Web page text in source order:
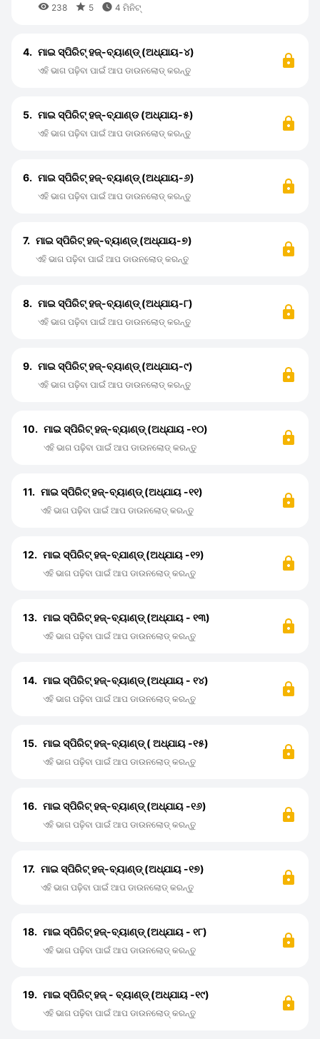
 238  5  4 ମିନିଟ୍
4. ମାଇ ସ୍ପିରିଟ୍ ହଜ୍-ବ୍ୟାଣ୍ଡ୍ (ଅଧ୍ଯାୟ-୪)
ଏହି ଭାଗ ପଢ଼ିବା ପାଇଁ ଆପ ଡାଉନଲୋଡ୍ କରନ୍ତୁ
5. ମାଇ ସ୍ପିରିଟ୍ ହଜ୍-ବ୍ଯାଣ୍ଡ (ଅଧ୍ଯାୟ-୫)
ଏହି ଭାଗ ପଢ଼ିବା ପାଇଁ ଆପ ଡାଉନଲୋଡ୍ କରନ୍ତୁ
6. ମାଇ ସ୍ପିରିଟ୍ ହଜ୍-ବ୍ୟାଣ୍ଡ୍ (ଅଧ୍ଯାୟ-୬)
ଏହି ଭାଗ ପଢ଼ିବା ପାଇଁ ଆପ ଡାଉନଲୋଡ୍ କରନ୍ତୁ
7. ମାଇ ସ୍ପିରିଟ୍ ହଜ୍-ବ୍ୟାଣ୍ଡ୍ (ଅଧ୍ଯାୟ-୭)
ଏହି ଭାଗ ପଢ଼ିବା ପାଇଁ ଆପ ଡାଉନଲୋଡ୍ କରନ୍ତୁ
8. ମାଇ ସ୍ପିରିଟ୍ ହଜ୍-ବ୍ୟାଣ୍ଡ୍ (ଅଧ୍ଯାୟ-୮)
ଏହି ଭାଗ ପଢ଼ିବା ପାଇଁ ଆପ ଡାଉନଲୋଡ୍ କରନ୍ତୁ
9. ମାଇ ସ୍ପିରିଟ୍ ହଜ୍-ବ୍ୟାଣ୍ଡ୍ (ଅଧ୍ଯାୟ-୯)
ଏହି ଭାଗ ପଢ଼ିବା ପାଇଁ ଆପ ଡାଉନଲୋଡ୍ କରନ୍ତୁ
10. ମାଇ ସ୍ପିରିଟ୍ ହଜ୍-ବ୍ୟାଣ୍ଡ୍ (ଅଧ୍ଯାୟ -୧୦)
ଏହି ଭାଗ ପଢ଼ିବା ପାଇଁ ଆପ ଡାଉନଲୋଡ୍ କରନ୍ତୁ
11. ମାଇ ସ୍ପିରିଟ୍ ହଜ୍-ବ୍ୟାଣ୍ଡ୍ (ଅଧ୍ଯାୟ -୧୧)
ଏହି ଭାଗ ପଢ଼ିବା ପାଇଁ ଆପ ଡାଉନଲୋଡ୍ କରନ୍ତୁ
12. ମାଇ ସ୍ପିରିଟ୍ ହଜ୍-ବ୍ଯାଣ୍ଡ୍ (ଅଧ୍ଯାୟ -୧୨)
ଏହି ଭାଗ ପଢ଼ିବା ପାଇଁ ଆପ ଡାଉନଲୋଡ୍ କରନ୍ତୁ
13. ମାଇ ସ୍ପିରିଟ୍ ହଜ୍-ବ୍ୟାଣ୍ଡ୍ (ଅଧ୍ଯାୟ - ୧୩)
ଏହି ଭାଗ ପଢ଼ିବା ପାଇଁ ଆପ ଡାଉନଲୋଡ୍ କରନ୍ତୁ
14. ମାଇ ସ୍ପିରିଟ୍ ହଜ୍-ବ୍ୟାଣ୍ଡ୍ (ଅଧ୍ଯାୟ - ୧୪)
ଏହି ଭାଗ ପଢ଼ିବା ପାଇଁ ଆପ ଡାଉନଲୋଡ୍ କରନ୍ତୁ
15. ମାଇ ସ୍ପିରିଟ୍ ହଜ୍-ବ୍ୟାଣ୍ଡ୍ ( ଅଧ୍ଯାୟ -୧୫)
ଏହି ଭାଗ ପଢ଼ିବା ପାଇଁ ଆପ ଡାଉନଲୋଡ୍ କରନ୍ତୁ
16. ମାଇ ସ୍ପିରିଟ୍ ହଜ୍-ବ୍ୟାଣ୍ଡ୍ (ଅଧ୍ଯାୟ -୧୬)
ଏହି ଭାଗ ପଢ଼ିବା ପାଇଁ ଆପ ଡାଉନଲୋଡ୍ କରନ୍ତୁ
17. ମାଇ ସ୍ପିରିଟ୍ ହଜ୍-ବ୍ୟାଣ୍ଡ୍ (ଅଧ୍ଯାୟ -୧୭)
ଏହି ଭାଗ ପଢ଼ିବା ପାଇଁ ଆପ ଡାଉନଲୋଡ୍ କରନ୍ତୁ
18. ମାଇ ସ୍ପିରିଟ୍ ହଜ୍-ବ୍ୟାଣ୍ଡ୍ (ଅଧ୍ଯାୟ - ୧୮)
ଏହି ଭାଗ ପଢ଼ିବା ପାଇଁ ଆପ ଡାଉନଲୋଡ୍ କରନ୍ତୁ
19. ମାଇ ସ୍ପିରିଟ୍ ହଜ୍ - ବ୍ୟାଣ୍ଡ୍ (ଅଧ୍ଯାୟ -୧୯)
ଏହି ଭାଗ ପଢ଼ିବା ପାଇଁ ଆପ ଡାଉନଲୋଡ୍ କରନ୍ତୁ